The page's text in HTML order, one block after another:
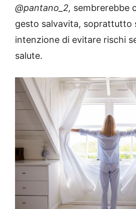
@pantano_2, sembrerebbe
gesto salvavita, soprattutto
intenzione di evitare rischi
salute.